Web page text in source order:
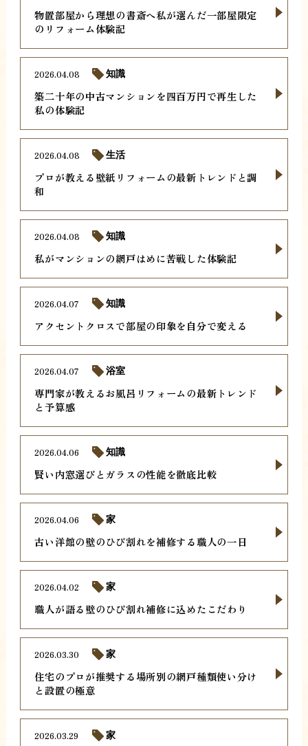
物置部屋から理想の書斎へ私が選んだ一部屋限定
のリフォーム体験記
築二十年の中古マンションを四百万円で再生した
私の体験記
2026.04.08 知識
プロが教える壁紙リフォームの最新トレンドと調
和
2026.04.08 生活
私がマンションの網戸はめに苦戦した体験記
2026.04.08 知識
アクセントクロスで部屋の印象を自分で変える
2026.04.07 知識
専門家が教えるお風呂リフォームの最新トレンド
と予算感
2026.04.07 浴室
賢い内窓選びとガラスの性能を徹底比較
2026.04.06 知識
古い洋館の壁のひび割れを補修する職人の一日
2026.04.06 家
職人が語る壁のひび割れ補修に込めたこだわり
2026.04.02 家
住宅のプロが推奨する場所別の網戸種類使い分け
と設置の極意
2026.03.30 家
2026.03.29 家